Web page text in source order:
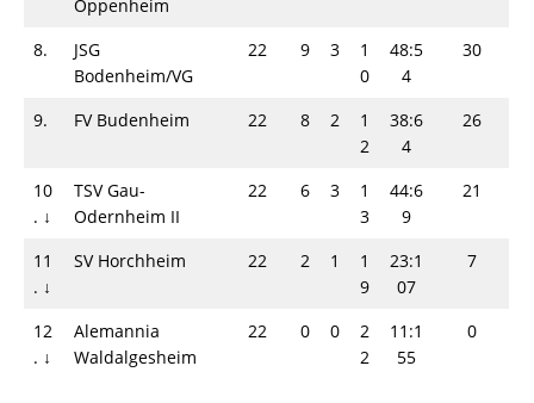
Oppenheim
8.
JSG
Bodenheim/VG
22 9 3
1
0
48:5
4
30
9. FV Budenheim 22 8 2
1
2
38:6
4
26
10
. ↓
TSV Gau-
Odernheim II
22 6 3
1
3
44:6
9
21
11
. ↓
SV Horchheim 22 2 1
1
9
23:1
07
7
12
. ↓
Alemannia
Waldalgesheim
22 0 0
2
2
11:1
55
0